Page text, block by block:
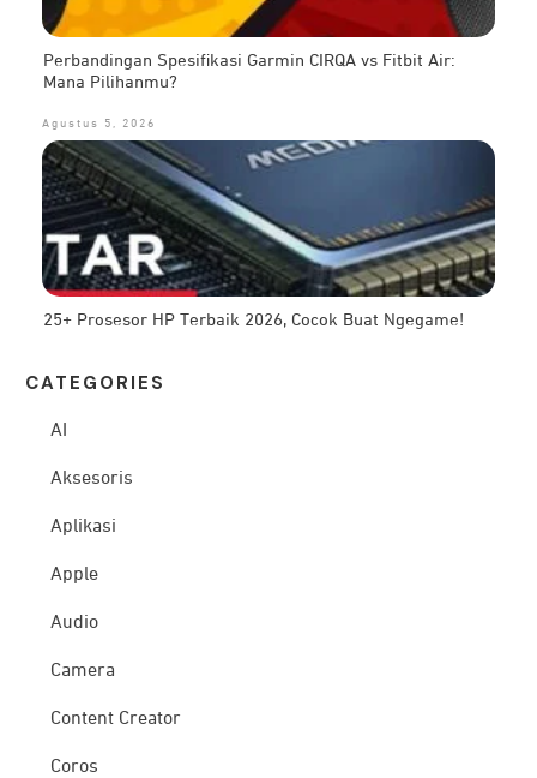
Perbandingan Spesifikasi Garmin CIRQA vs Fitbit Air:
Mana Pilihanmu?
Agustus 5, 2026
25+ Prosesor HP Terbaik 2026, Cocok Buat Ngegame!
CATEG ORIES
AI
Aksesoris
Aplikasi
Apple
Audio
Camera
Content Creator
Coros